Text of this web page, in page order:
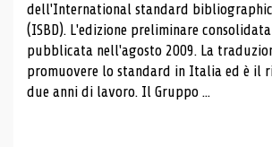
dell'International standard
(ISBD). L'edizione preliminare
pubblicata nell'agosto 2009. La
promuovere lo standard in Italia ed è il
due anni di lavoro. Il Gruppo ...